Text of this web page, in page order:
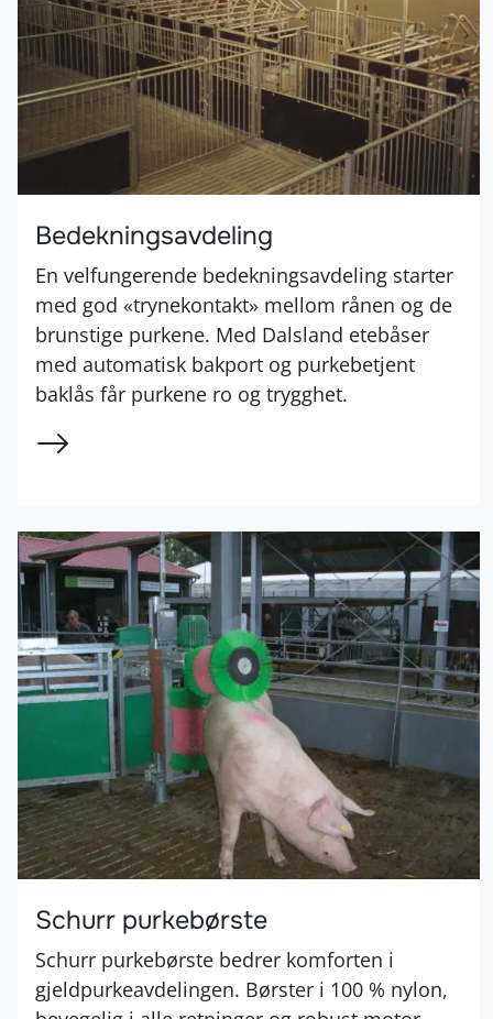
Bedekningsavdeling
En velfungerende bedekningsavdeling starter
brunstige purkene. Med Dalsland etebåser
med automatisk bakport og purkebetjent
baklås får purkene ro og trygghet.
Schurr purkebørste
Schurr purkebørste bedrer komforten i
bevegelig i alle retninger og robust motor
som tåler støv og vann – og som snur
rotasjonen ved overbelastning.